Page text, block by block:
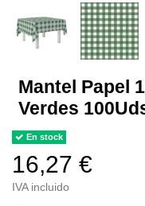
Mantel Papel
Verdes
En stock
16,27 €
IVA incluido